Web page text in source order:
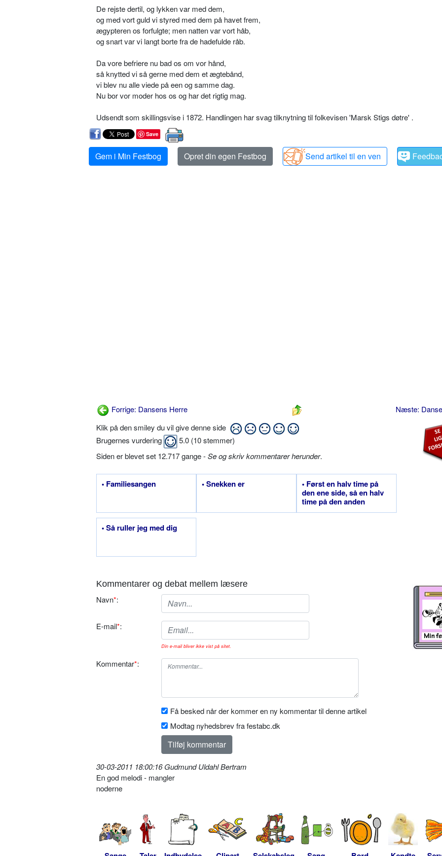
De rejste dertil, og lykken var med dem,
og med vort guld vi styred med dem på havet frem,
ægypteren os forfulgte; men natten var vort håb,
og snart var vi langt borte fra de hadefulde råb.
Da vore befriere nu bad os om vor hånd,
så knytted vi så gerne med dem et ægtebånd,
vi blev nu alle viede på een og samme dag.
Nu bor vor moder hos os og har det rigtig mag.
Udsendt som skillingsvise i 1872. Handlingen har svag tilknytning til folkevisen 'Marsk Stigs døtre' .
Save
Gem i Min Festbog Opret din egen Festbog Send artikel til en ven
Forrige: Dansens Herre
Næste:
Klik på den smiley du vil give denne side
Brugernes vurdering
5.0 (10stemmer)
Siden er blevet set 12.717 gange -Se og skriv kommentarer herunder.
• Familiesangen • Snekken er
• Først en halv time på
den ene side, så en halv
time på den anden
• Så ruller jeg med dig
Kommentarer og debat mellem læsere
Navn*:
E-mail*:
Din e-mail bliver ikke vist på sitet.
Kommentar*:
Få besked når der kommer en ny kommentar til denne artikel
Modtag nyhedsbrev fra festabc.dk
30-03-2011 18:00:16 Gudmund Uldahl Bertram
En god melodi - mangler
noderne